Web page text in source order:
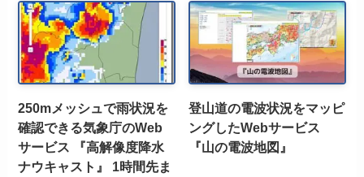
250mメッシュで雨状況を
確認できる気象庁のWeb
サービス 『高解像度降水
ナウキャスト』 1時間先ま
登山道の電波状況をマッピ
ングしたWebサービス
『山の電波地図』